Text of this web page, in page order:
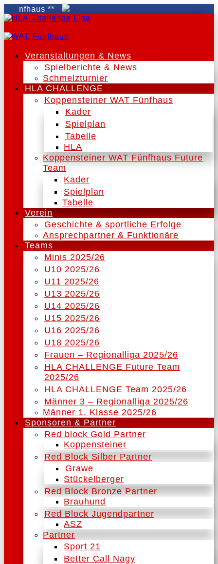
**
Veranstaltungen & News
Spielberichte & News
Schmelzturnier
HLA CHALLENGE
Koppensteiner WAT Fünfhaus
Kader
Spielplan
Tabelle
HLA
Koppensteiner WAT Fünfhaus Future
Team
Kader
Spielplan
Tabelle
Verein
Geschichte & sportliche Erfolge
Ansprechpartner & Funktionäre
Teams
Minis 2025/26
U10 2025/26
U11 2025/26
U13 2025/26
U14 2025/26
U15 2025/26
U16 2025/26
U18 2025/26
Frauen – Regionalliga 2025/26
HLA CHALLENGE Future Team
2025/26
HLA CHALLENGE Team 2025/26
Männer 3 – Regionalliga 2025/26
Männer 1. Klasse 2025/26
Sponsoren & Partner
Red block Gold Partner
Koppensteiner
Red Block Silber Partner
Grawe
Stückelberger
Red Block Bronze Partner
Brauhund
Red Block Jugendpartner
ASZ
Partner
Sport 21
Better Call Nagy